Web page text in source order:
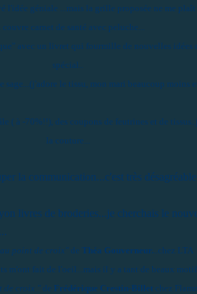
l'idée géniale ...mais la grille proposée ne me plaît
couvre carnet de santé avec peluche...
avec un livret qui fourmille de nouvelles idées
spécial..
sage...(j'adore le tissu, mon mari beaucoup moins
( à -70%!!), des coupons de feutrines et de
la couture...
la communication...c'est très
livres de broderies...je cherchais le
point de croix" de Théa Gouverneur. ..chez LTA
m'ont fait de l'oeil...mais il y a tant de beaux
de croix " de Frédérique Crestin-Billet chez